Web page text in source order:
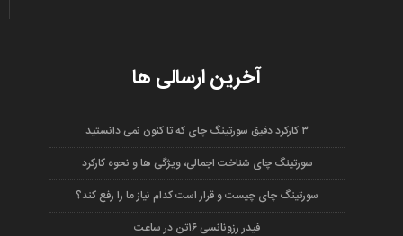
آخرین ارسالی ها
۳ کارکرد دقیق سورتینگ چای که تا کنون نمی دانستید
سورتینگ چای شناخت اجمالی، ویژگی ها و نحوه کارکرد
سورتینگ چای چیست و قرار است کدام نیاز ما را رفع کند؟
فیدر رزونانسی ۱۶تن در ساعت